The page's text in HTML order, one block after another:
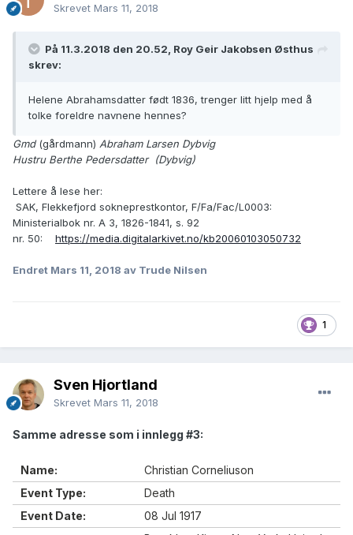
Skrevet Mars 11, 2018
På 11.3.2018 den 20.52, Roy Geir Jakobsen Østhus
skrev:
Helene Abrahamsdatter født 1836, trenger litt hjelp med å
tolke foreldre navnene hennes?
Gmd(gårdmann) Abraham Larsen Dybvig
Hustru Berthe Pedersdatter (Dybvig)
Lettere å lese her:
SAK, Flekkefjord sokneprestkontor, F/Fa/Fac/L0003:
Ministerialbok nr. A 3, 1826-1841, s. 92
nr. 50: https://media.digitalarkivet.no/kb20060103050732
Endret Mars 11, 2018 av Trude Nilsen
1
Sven Hjortland
Skrevet Mars 11, 2018
Samme adresse som i innlegg #3:
Name:
Christian Corneliuson
Event Type:
Death
Event Date:
08 Jul 1917